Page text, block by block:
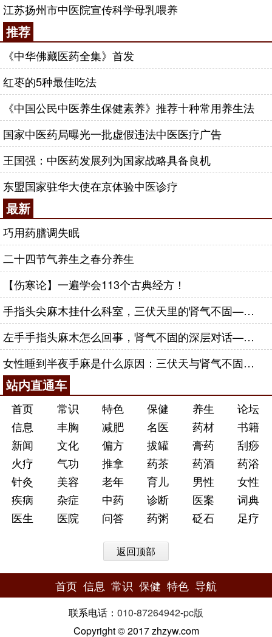
江苏扬州市中医院宣传科学母乳喂养
推荐
《中华佛藏医药全集》首发
红枣的5种最佳吃法
《中国公民中医养生保健素养》推荐十种常用养生法
国家中医药局曝光一批虚假违法中医医疗广告
王国强：中医药发展列为国家战略具备良机
东盟国家驻华大使在京体验中医诊疗
最新
巧用药膳调失眠
二十四节气养生之春分养生
【伤寒论】一遍学会113个古典经方！
手指头尖麻木挂什么科室，三伏天里的肾气不固——肾合jjn
左手手指头麻木怎么回事，肾气不固的深层对话——肾合jjn
女性睡到半夜手麻是什么原因：三伏天与肾气不固的深层对话
站内直通车
首页 常识 特色 保健 养生
论坛
信息
丰胸 减肥 名医 药材
书籍
新闻
文化 偏方 拔罐 膏药
刮痧
火疗
气功 推拿 药茶 药酒
药浴
针灸
美容 老年 育儿 男性
女性
疾病
杂症 中药 诊断 医案
词典
医生
医院 问答 药粥 砭石 足疗
返回顶部
首页 信息 常识 保健 特色 导航
联系电话： 010-87264942-pc版
Copyright © 2017 zhzyw.com